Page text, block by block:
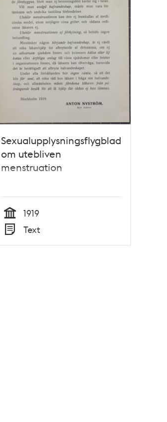
Sexualupplysningsflygblad
om utebliven
menstruation
Tid
1919
Typ
Text